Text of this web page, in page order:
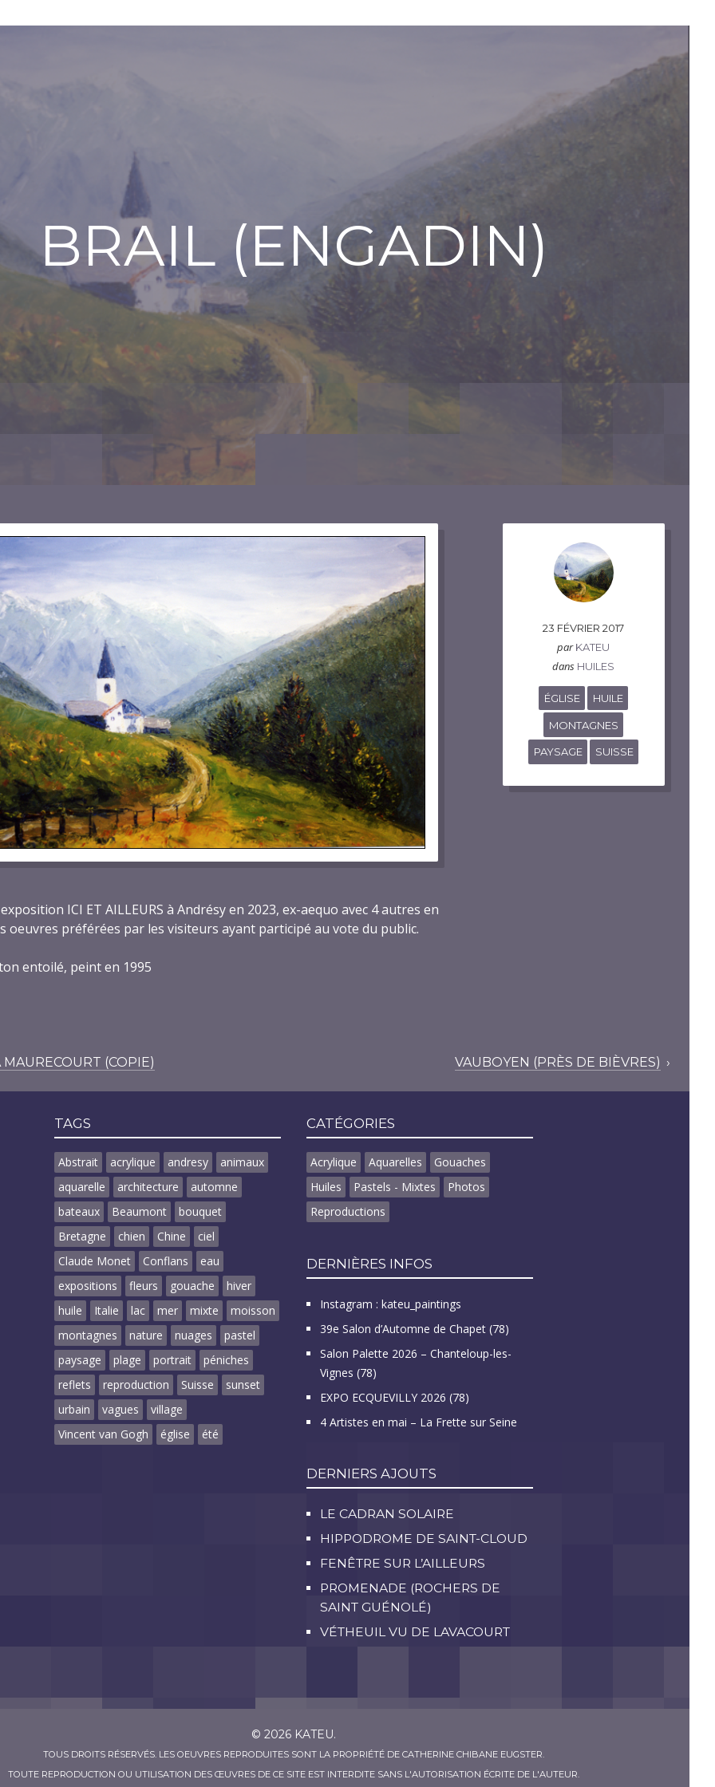
BRAIL (ENGADIN)
ICI ET AILLEURS à Andrésy en 2023, ex-aequo avec 4 autres en
oeuvres préférées par les visiteurs ayant participé au vote du public.
entoilé, peint en 1995
23 FÉVRIER 2017
parKATEU
dans HUILES
ÉGLISE HUILE
MONTAGNES
PAYSAGE SUISSE
NAVIGATION
MAURECOURT (COPIE) VAUBOYEN (PRÈS DE BIÈVRES) ›
TAGS
Abstrait acrylique andresy
animaux
aquarelle
architecture
automne
bateaux
Beaumont
bouquet
Bretagne
chien Chine
ciel
Claude Monet
Conflans
eau
expositions
fleurs gouache
hiver
huile
Italie lac mer mixte
moisson
montagnes
nature nuages
pastel
paysage
plage portrait
péniches
reflets
reproduction Suisse
sunset
urbain
vagues
village
Vincent van Gogh
église été
CATÉGORIES
Acrylique Aquarelles
Gouaches
Huiles
Pastels - Mixtes
Photos
Reproductions
DERNIÈRES INFOS
Instagram : kateu_paintings
39e Salon d’Automne de Chapet (78)
Salon Palette 2026 – Chanteloup-les-
Vignes (78)
EXPO ECQUEVILLY 2026 (78)
4 Artistes en mai – La Frette sur Seine
DERNIERS AJOUTS
LE CADRAN SOLAIRE
HIPPODROME DE SAINT-CLOUD
FENÊTRE SUR L’AILLEURS
PROMENADE (ROCHERS DE
SAINT GUÉNOLÉ)
VÉTHEUIL VU DE LAVACOURT
© 2026 KATEU.
TOUS DROITS RÉSERVÉS. LES OEUVRES REPRODUITES SONT LA PROPRIÉTÉ DE CATHERINE CHIBANE EUGSTER.
TOUTE REPRODUCTION OU UTILISATION DES ŒUVRES DE CE SITE EST INTERDITE SANS L'AUTORISATION ÉCRITE DE L'AUTEUR.